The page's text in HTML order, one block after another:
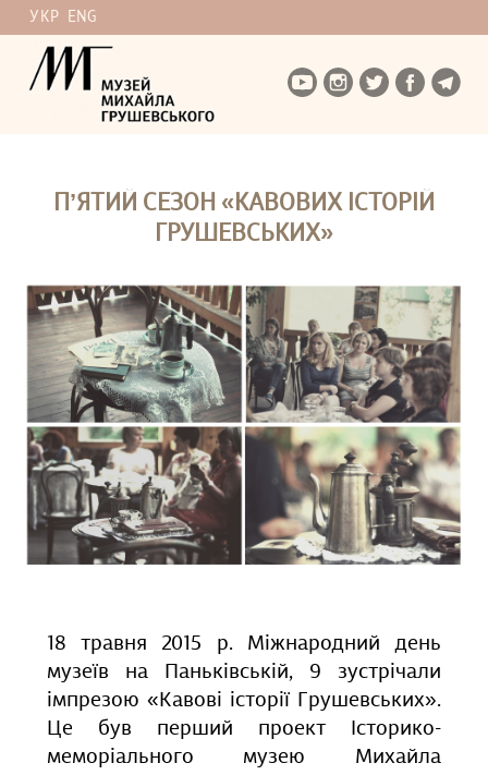
УКР ENG
П’ЯТИЙ СЕЗОН «КАВОВИХ ІСТОРІЙ
ГРУШЕВСЬКИХ»
18 травня 2015 р. Міжнародний день
музеїв на Паньківській, 9 зустрічали
імпрезою «Кавові історії Грушевських».
Це був перший проект Історико-
меморіального музею Михайла